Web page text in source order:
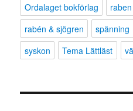
Ordalaget bokförlag
rabén & sjögren
spänning
syskon
Tema Lättläst